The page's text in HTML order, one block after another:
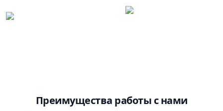
Преимущества работы с нами